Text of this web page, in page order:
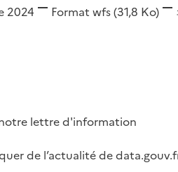
2024 Format wfs(31,8 Ko)
lettre d'information
de l’actualité de